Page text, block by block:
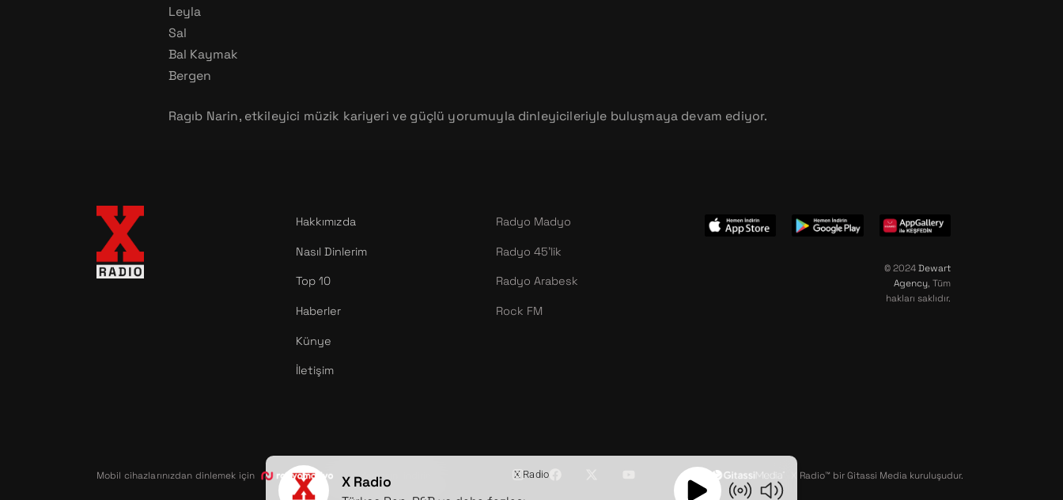
X Radio
Leyla
Sal
Bal Kaymak
Bergen
Ragıb Narin, etkileyici müzik kariyeri ve güçlü yorumuyla dinleyicileriyle buluşmaya devam ediyor.
Hakkımızda
Nasıl Dinlerim
Top 10
Haberler
Künye
İletişim
Radyo Madyo
Radyo 45’lik
Radyo Arabesk
Rock FM
© 2024 Dewart
Agency, Tüm
hakları saklıdır.
Mobil cihazlarınızdan dinlemek için uygulamasını indirin. X Radio™ bir Gitassi Media kuruluşudur.
X Radio